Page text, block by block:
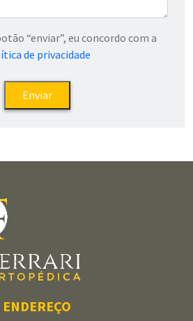
“enviar”, eu concordo com a
de privacidade
ENDEREÇO